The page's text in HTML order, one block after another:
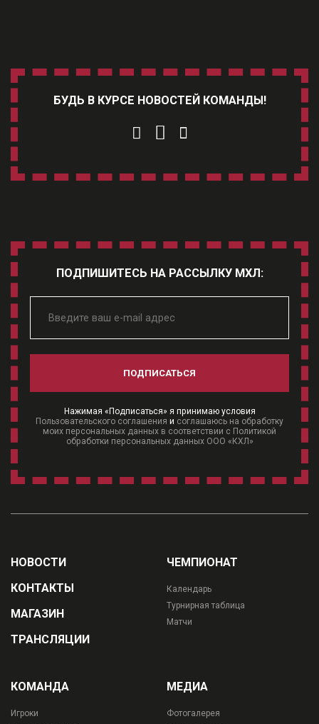
БУДЬ В КУРСЕ НОВОСТЕЙ КОМАНДЫ!
ПОДПИШИТЕСЬ НА РАССЫЛКУ МХЛ:
ПОДПИСАТЬСЯ
Нажимая «Подписаться» я принимаю условия
Пользовательского соглашения и соглашаюсь на обработку
моих персональных данных в соответствии с Политикой
обработки персональных данных ООО «КХЛ»
НОВОСТИ
КОНТАКТЫ
МАГАЗИН
ТРАНСЛЯЦИИ
ЧЕМПИОНАТ
Календарь
Турнирная таблица
Матчи
КОМАНДА
Игроки
МЕДИА
Фотогалерея